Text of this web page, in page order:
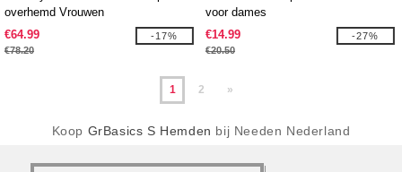
overhemd Vrouwen
€64.99
€78.20
-17%
voor dames
€14.99
€20.50
-27%
1 2 »
Koop GrBasics S Hemden bij Needen Nederland